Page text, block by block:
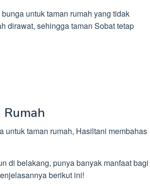
untuk taman rumah yang tidak
dirawat, sehingga taman Sobat tetap
taman rumah, Hasiltani membahas
di belakang, punya banyak manfaat bagi
berikut ini!